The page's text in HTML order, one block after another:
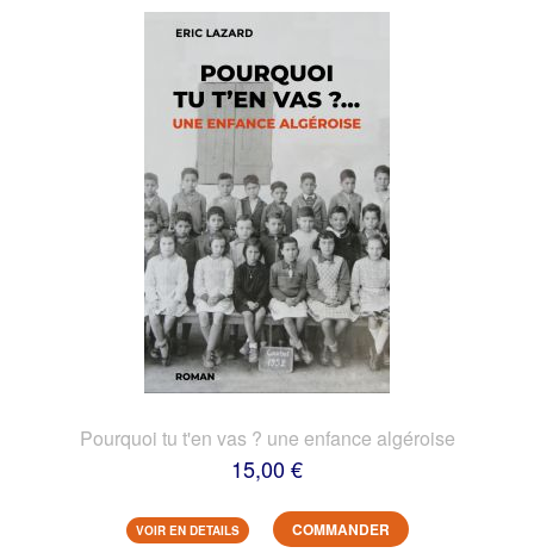
Pourquoi tu t'en vas ? une enfance algéroise
15,00 €
VOIR EN DETAILS COMMANDER